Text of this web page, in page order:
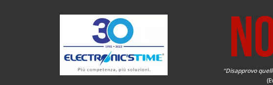
“Disapprovo